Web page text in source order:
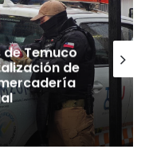
Temuco
de